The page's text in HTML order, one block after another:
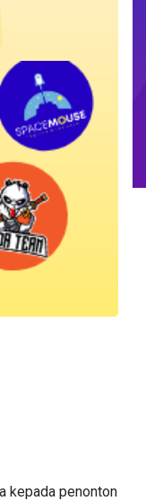
kepada penonton